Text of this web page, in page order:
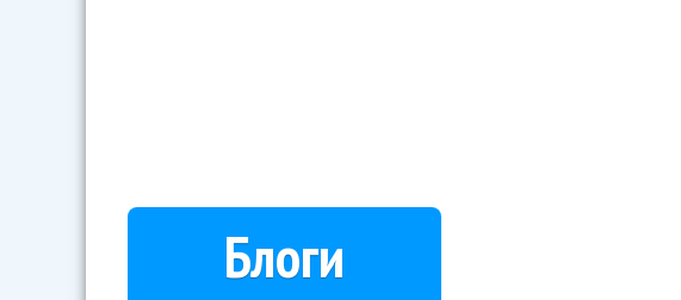
Блоги